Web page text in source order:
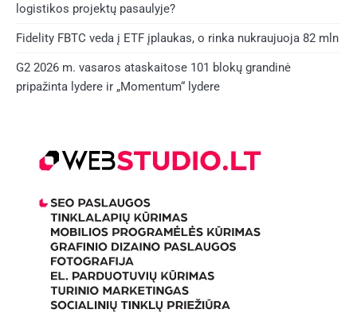
logistikos projektų pasaulyje?
Fidelity FBTC veda į ETF įplaukas, o rinka nukraujuoja 82 mln
G2 2026 m. vasaros ataskaitose 101 blokų grandinė
pripažinta lydere ir „Momentum“ lydere